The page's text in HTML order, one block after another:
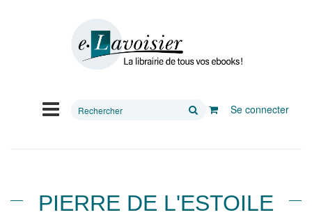
Rechercher
Se connecter
PIERRE DE L'ESTOILE